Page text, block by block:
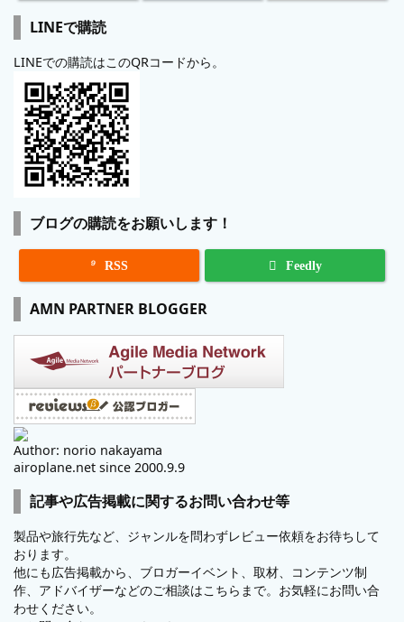
LINEで購読
LINEでの購読はこのQRコードから。
ブログの購読をお願いします！
 RSS Feedly
AMN PARTNER BLOGGER
Author: norio nakayama
airoplane.net since 2000.9.9
記事や広告掲載に関するお問い合わせ等
製品や旅行先など、ジャンルを問わずレビュー依頼をお待ちして
おります。
他にも広告掲載から、ブロガーイベント、取材、コンテンツ制
作、アドバイザーなどのご相談はこちらまで。お気軽にお問い合
わせください。